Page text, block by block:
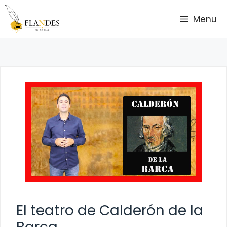
Saltar
contenido
Menu
El teatro de Calderón de la